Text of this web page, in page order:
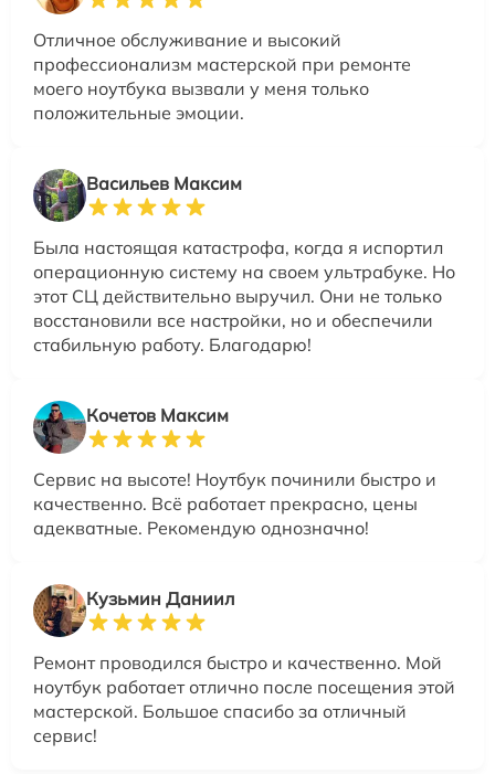
Отличное обслуживание и высокий
профессионализм мастерской при ремонте
моего ноутбука вызвали у меня только
положительные эмоции.
Васильев Максим
Была настоящая катастрофа, когда я испортил
операционную систему на своем ультрабуке. Но
этот СЦ действительно выручил. Они не только
восстановили все настройки, но и обеспечили
стабильную работу. Благодарю!
Кочетов Максим
Сервис на высоте! Ноутбук починили быстро и
качественно. Всё работает прекрасно, цены
адекватные. Рекомендую однозначно!
Кузьмин Даниил
Ремонт проводился быстро и качественно. Мой
ноутбук работает отлично после посещения этой
мастерской. Большое спасибо за отличный
сервис!